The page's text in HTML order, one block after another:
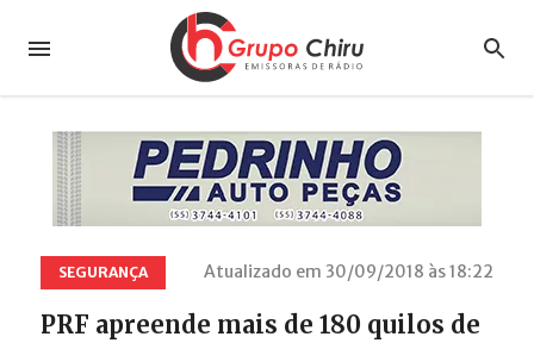
SEGURANÇA Atualizado em 30/09/2018 às 18:22
PRF apreende mais de 180 quilos de